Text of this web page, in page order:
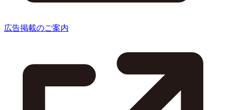
広告掲載のご案内